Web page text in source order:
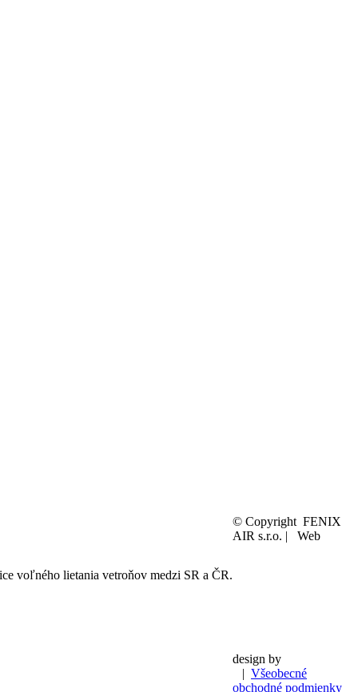
voľného lietania vetroňov medzi SR a ČR.
© Copyright FENIX
AIR s.r.o. | Web
design by
| Všeobecné
obchodné podmienky